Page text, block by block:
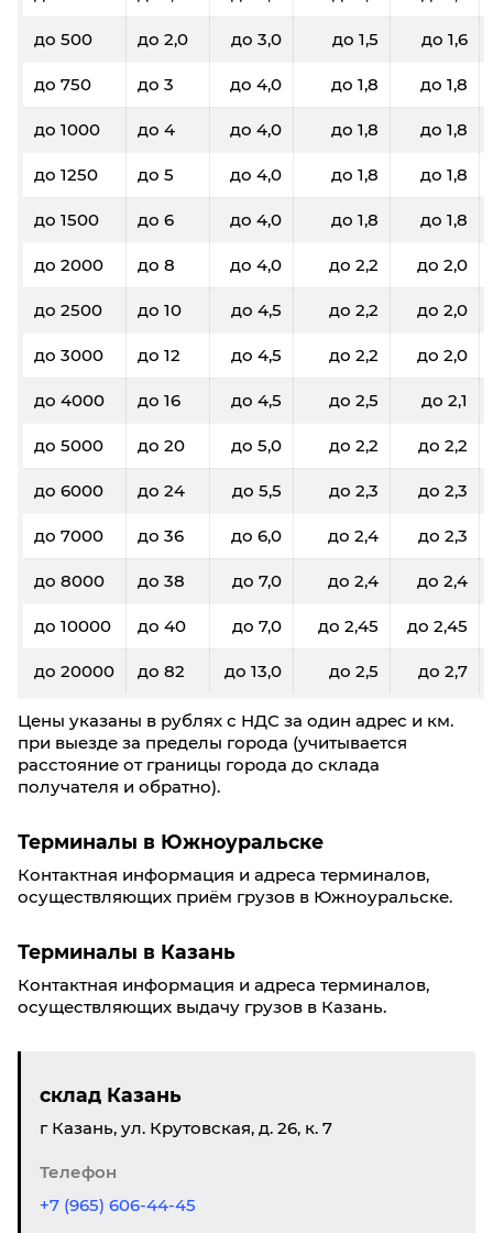
до 500 до 2,0 до 3,0 до 1,5 до 1,6
до 750 до 3 до 4,0 до 1,8 до 1,8
до 1000 до 4 до 4,0 до 1,8 до 1,8
до 1250 до 5 до 4,0 до 1,8 до 1,8
до 1500 до 6 до 4,0 до 1,8 до 1,8
до 2000 до 8 до 4,0 до 2,2 до 2,0
до 2500 до 10 до 4,5 до 2,2 до 2,0
до 3000 до 12 до 4,5 до 2,2 до 2,0
до 4000 до 16 до 4,5 до 2,5 до 2,1
до 5000 до 20 до 5,0 до 2,2 до 2,2
до 6000 до 24 до 5,5 до 2,3 до 2,3
до 7000 до 36 до 6,0 до 2,4 до 2,3
до 8000 до 38 до 7,0 до 2,4 до 2,4
до 10000 до 40 до 7,0 до 2,45 до 2,45
до 20000 до 82 до 13,0 до 2,5 до 2,7
Цены указаны в рублях с НДС за один адрес и км.
при выезде за пределы города (учитывается
расстояние от границы города до склада
получателя и обратно).
Терминалы в Южноуральске
Контактная информация и адреса терминалов,
осуществляющих приём грузов в Южноуральске.
Терминалы в Казань
Контактная информация и адреса терминалов,
осуществляющих выдачу грузов в Казань.
склад Казань
г Казань, ул. Крутовская, д. 26, к. 7
Телефон
+7 (965) 606-44-45